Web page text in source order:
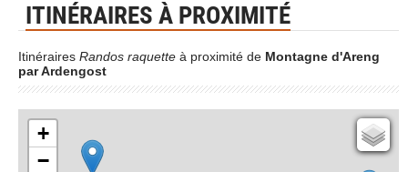
ITINÉRAIRES À PROXIMITÉ
Itinéraires Randos raquette à proximité de Montagne d'Areng
par Ardengost
+
−